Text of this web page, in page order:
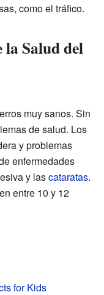
como el tráfico.
la Salud del
muy sanos. Sin
de salud. Los
y problemas
enfermedades
y lascataratas.
entre 10 y 12
for Kids